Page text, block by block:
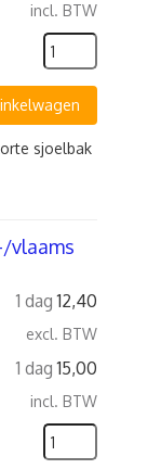
incl. BTW
sjoelbak
vlaams
1 dag 12,40
excl. BTW
1 dag 15,00
incl. BTW